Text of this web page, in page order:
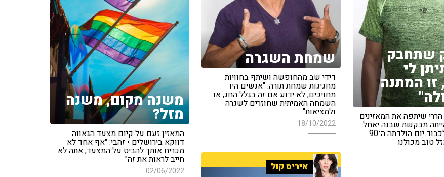
שתחבק
לי
המתנה
שיתפה את המאזינים
מבקשת שבנה יאחל
לה • כל זאת לכבוד יום הולדתה ה־90
טוב מכולנו
שמחת השגרה
דידי שב מהחופשה ושיתף בחוויות
מחגיגות שמחת תורה: "אנשים היו
מחויכים, לא ידוע אם זה בגלל החג, או
השמחה האמיתית שחוזרים לשגרה
ולמציאות"
18/10/2022
משנה מקום, משנה
מזל?
המאזין זעם על קיום מצעד הגאווה
דווקא בירושלים • זהבי: "אף אחד לא
מכריח אותך להביט על המצעד, אתה לא
חייב לראות את זה"
02/06/2022 איריס קול